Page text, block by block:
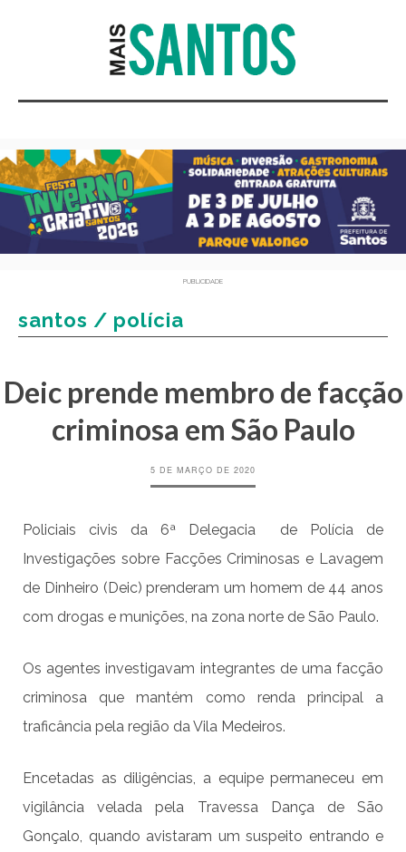
PUBLICIDADE
santos / polícia
Deic prende membro de facção
criminosa em São Paulo
5 DE MARÇO DE 2020
Policiais civis da 6ª Delegacia de Polícia de
Investigações sobre Facções Criminosas e Lavagem
de Dinheiro (Deic) prenderam um homem de 44 anos
com drogas e munições, na zona norte de São Paulo.
Os agentes investigavam integrantes de uma facção
criminosa que mantém como renda principal a
traficância pela região da Vila Medeiros.
Encetadas as diligências, a equipe permaneceu em
vigilância velada pela Travessa Dança de São
Gonçalo, quando avistaram um suspeito entrando e